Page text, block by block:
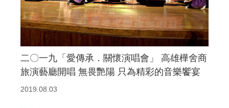
二〇一九「愛傳承．關懷演唱會」 高雄樺舍商
旅演藝廳開唱 無畏艷陽 只為精彩的音樂饗宴
2019.08.03